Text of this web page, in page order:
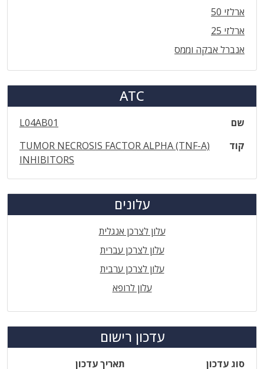
ארלזי 50
ארלזי 25
אנברל אבקה וממס
ATC
שם
L04AB01
קוד
TUMOR NECROSIS FACTOR ALPHA (TNF-A)
INHIBITORS
עלונים
עלון לצרכן אנגלית
עלון לצרכן עברית
עלון לצרכן ערבית
עלון לרופא
עדכון רישום
סוג עדכון תאריך עדכון